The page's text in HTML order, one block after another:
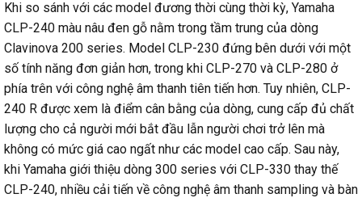
Khi so sánh với các model đương thời cùng thời kỳ, Yamaha
CLP-240 màu nâu đen gỗ nằm trong tầm trung của dòng
Clavinova 200 series. Model CLP-230 đứng bên dưới với một
số tính năng đơn giản hơn, trong khi CLP-270 và CLP-280 ở
phía trên với công nghệ âm thanh tiên tiến hơn. Tuy nhiên, CLP-
240 R được xem là điểm cân bằng của dòng, cung cấp đủ chất
lượng cho cả người mới bắt đầu lẫn người chơi trở lên mà
không có mức giá cao ngất như các model cao cấp. Sau này,
khi Yamaha giới thiệu dòng 300 series với CLP-330 thay thế
CLP-240, nhiều cải tiến về công nghệ âm thanh sampling và bàn